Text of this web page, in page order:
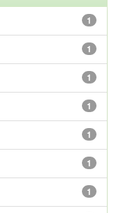
1
1
1
1
1
1
1